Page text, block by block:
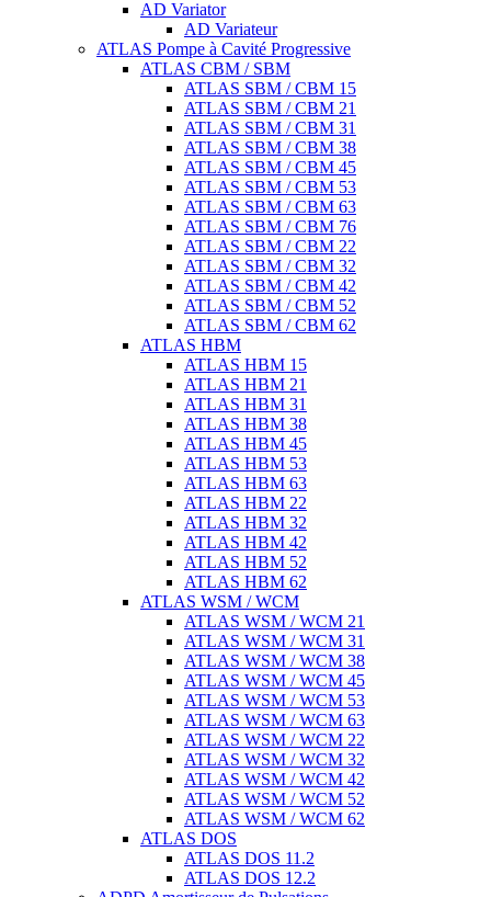
AD Variator
AD Variateur
ATLAS Pompe à Cavité Progressive
ATLAS CBM / SBM
ATLAS SBM / CBM 15
ATLAS SBM / CBM 21
ATLAS SBM / CBM 31
ATLAS SBM / CBM 38
ATLAS SBM / CBM 45
ATLAS SBM / CBM 53
ATLAS SBM / CBM 63
ATLAS SBM / CBM 76
ATLAS SBM / CBM 22
ATLAS SBM / CBM 32
ATLAS SBM / CBM 42
ATLAS SBM / CBM 52
ATLAS SBM / CBM 62
ATLAS HBM
ATLAS HBM 15
ATLAS HBM 21
ATLAS HBM 31
ATLAS HBM 38
ATLAS HBM 45
ATLAS HBM 53
ATLAS HBM 63
ATLAS HBM 22
ATLAS HBM 32
ATLAS HBM 42
ATLAS HBM 52
ATLAS HBM 62
ATLAS WSM / WCM
ATLAS WSM / WCM 21
ATLAS WSM / WCM 31
ATLAS WSM / WCM 38
ATLAS WSM / WCM 45
ATLAS WSM / WCM 53
ATLAS WSM / WCM 63
ATLAS WSM / WCM 22
ATLAS WSM / WCM 32
ATLAS WSM / WCM 42
ATLAS WSM / WCM 52
ATLAS WSM / WCM 62
ATLAS DOS
ATLAS DOS 11.2
ATLAS DOS 12.2